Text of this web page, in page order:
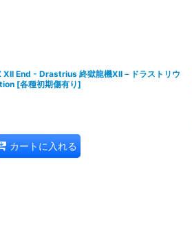
End - Drastrius 終獄龍機XII－ドラストリウ
[各種初期傷有り]
カートに入れる